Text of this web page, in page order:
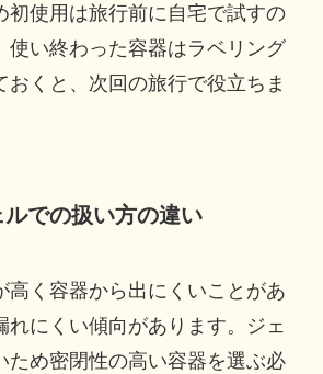
初使用は旅行前に自宅で試すの
使い終わった容器はラベリング
おくと、次回の旅行で役立ちま
での扱い方の違い
高く容器から出にくいことがあ
れにくい傾向があります。ジェ
ため密閉性の高い容器を選ぶ必